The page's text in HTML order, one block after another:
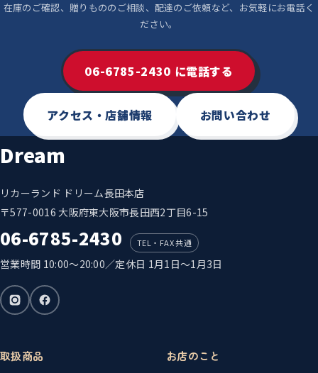
在庫のご確認、贈りもののご相談、配達のご依頼など、お気軽にお電話く
ださい。
06-6785-2430 に電話する
アクセス・店舗情報 お問い合わせ
Dream
リカーランド ドリーム長田本店
〒577-0016 大阪府東大阪市長田西2丁目6-15
06-6785-2430 TEL・FAX 共通
営業時間 10:00〜20:00／定休日 1月1日〜1月3日
取扱商品 お店のこと